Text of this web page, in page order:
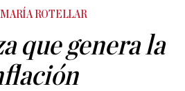
ROTELLAR
que genera la